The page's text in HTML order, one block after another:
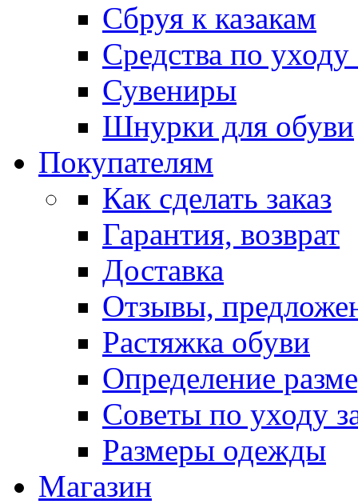
Сбруя к казакам
Средства по
Сувениры
Шнурки для обуви
Покупателям
Как сделать заказ
Гарантия, возврат
Доставка
Отзывы,
Растяжка обуви
Определение
Советы по уходу
Размеры одежды
Магазин